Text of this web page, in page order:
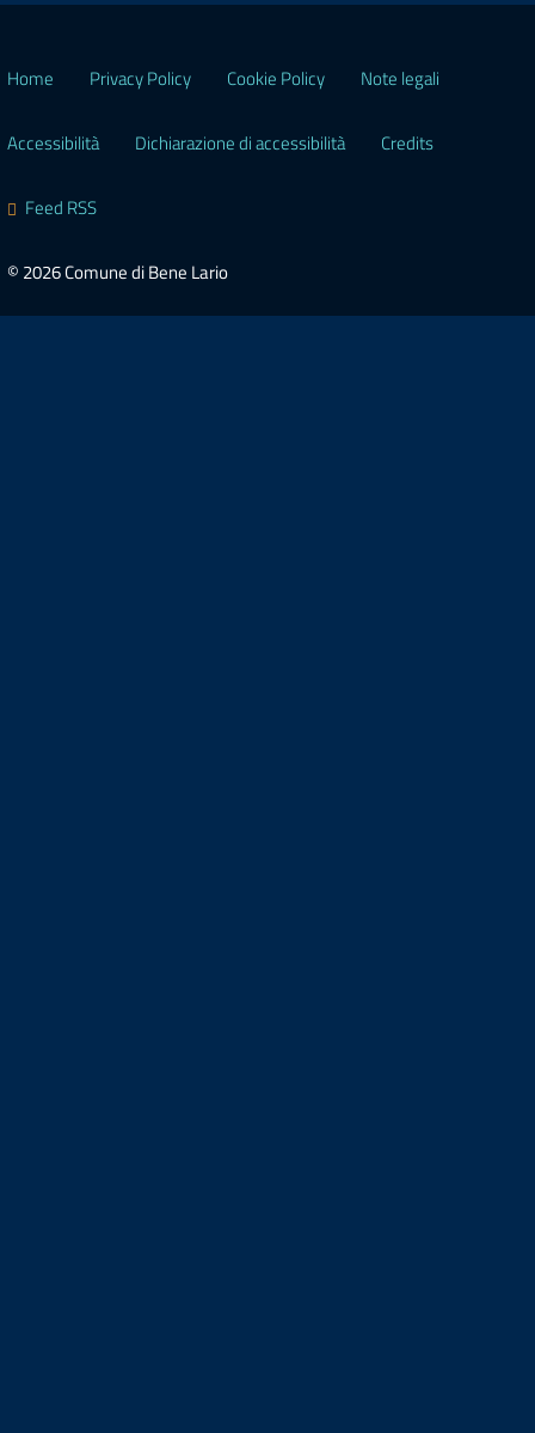
Home Privacy Policy Cookie Policy Note legali
Accessibilità Dichiarazione di accessibilità Credits
Feed RSS
© 2026 Comune di Bene Lario